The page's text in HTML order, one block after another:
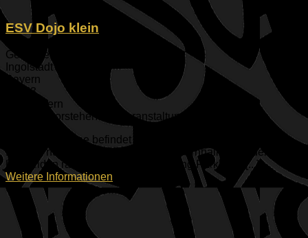
ESV Dojo klein
Geisenfelder Straße 1
Ingolstadt
Bayern
85053
Oberbayern
Keine bevorstehenden Veranstaltungen
Das große kleine befindet sich zusammen mit dem kleinen
Dojo im nördlichen Zubau der ESV Turnhalle. Aus den
Umkleiden raus müsst ihr als Richtung Parkhaus [...]
Weitere Informationen